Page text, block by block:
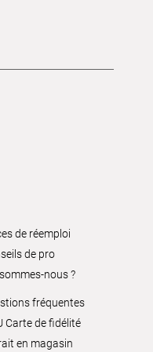
de réemploi
de pro
nous ?
fréquentes
Carte de fidélité
en magasin